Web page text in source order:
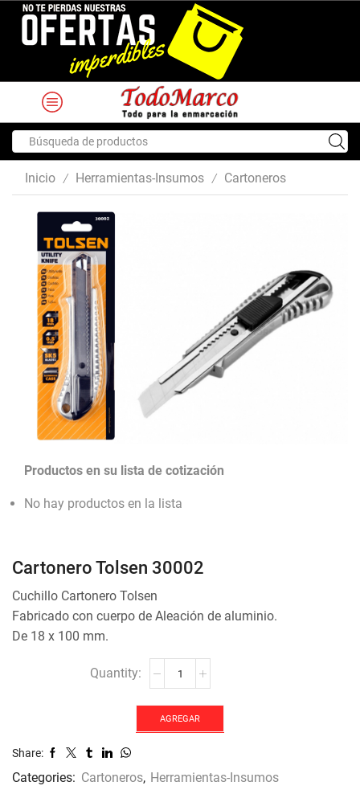
input
Inicio / Herramientas-Insumos / Cartoneros
Productos en su lista de cotización
No hay productos en la lista
Cartonero Tolsen 30002
Cuchillo Cartonero Tolsen
Fabricado con cuerpo de Aleación de aluminio.
De 18 x 100 mm.
cantidad
AGREGAR
Share:
Categories: Cartoneros, Herramientas-Insumos